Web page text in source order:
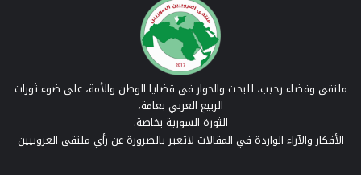
ملتقى وفضاء رحيب، للبحث والحوار في قضايا الوطن والأمة، على ضوء ثورات
الربيع العربي بعامة،
الثورة السورية بخاصة.
الأفكار والآراء الواردة في المقالات لاتعبر بالضرورة عن رأي ملتقى العروبيين